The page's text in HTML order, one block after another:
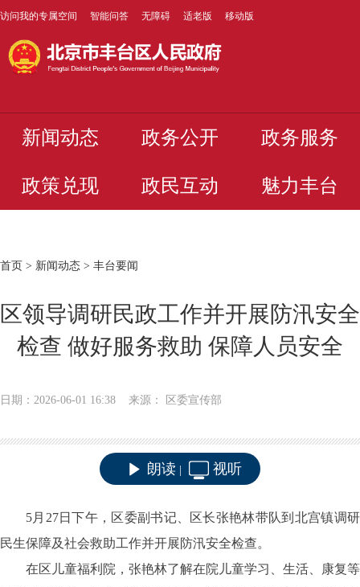
访问我的专属空间 智能问答 无障碍 适老版 移动版
新闻动态 政务公开 政务服务
政策兑现 政民互动 魅力丰台
首页 > 新闻动态 > 丰台要闻
区领导调研民政工作并开展防汛安全
检查 做好服务救助 保障人员安全
日期：2026-06-01 16:38 来源： 区委宣传部
朗读 视听
5月27日下午，区委副书记、区长张艳林带队到北宫镇调研
民生保障及社会救助工作并开展防汛安全检查。
在区儿童福利院，张艳林了解在院儿童学习、生活、康复等